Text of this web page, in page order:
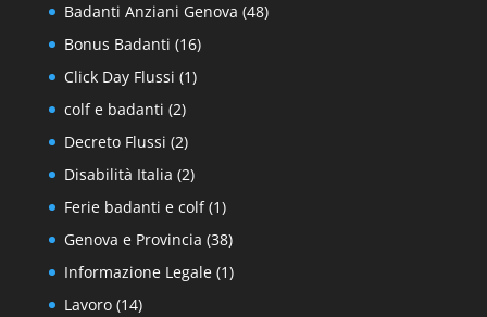
Badanti Anziani Genova (48)
Bonus Badanti (16)
Click Day Flussi (1)
colf e badanti (2)
Decreto Flussi (2)
Disabilità Italia (2)
Ferie badanti e colf(1)
Genova e Provincia (38)
Informazione Legale(1)
Lavoro(14)